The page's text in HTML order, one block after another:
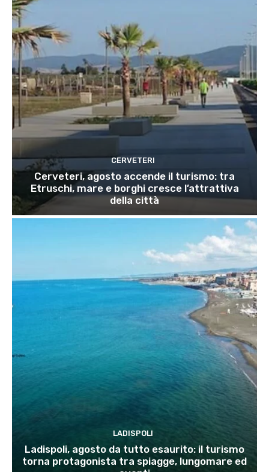
CERVETERI
Cerveteri, agosto accende il turismo: tra
Etruschi, mare e borghi cresce l’attrattiva
della città
LADISPOLI
Ladispoli, agosto da tutto esaurito: il turismo
torna protagonista tra spiagge, lungomare ed